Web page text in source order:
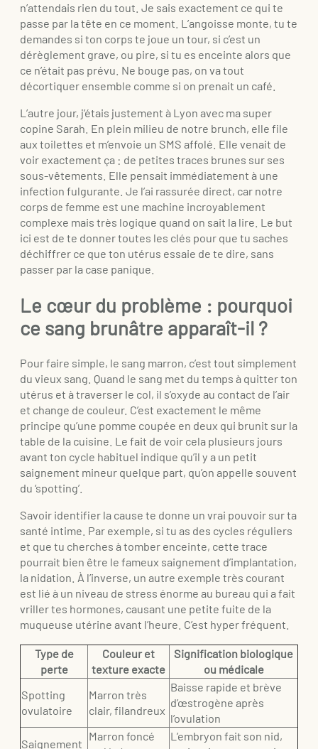
n’attendais rien du tout. Je sais exactement ce qui te
passe par la tête en ce moment. L’angoisse monte, tu te
demandes si ton corps te joue un tour, si c’est un
dérèglement grave, ou pire, si tu es enceinte alors que
ce n’était pas prévu. Ne bouge pas, on va tout
décortiquer ensemble comme si on prenait un café.
L’autre jour, j’étais justement à Lyon avec ma super
copine Sarah. En plein milieu de notre brunch, elle file
aux toilettes et m’envoie un SMS affolé. Elle venait de
voir exactement ça : de petites traces brunes sur ses
sous-vêtements. Elle pensait immédiatement à une
infection fulgurante. Je l’ai rassurée direct, car notre
corps de femme est une machine incroyablement
complexe mais très logique quand on sait la lire. Le but
ici est de te donner toutes les clés pour que tu saches
déchiffrer ce que ton utérus essaie de te dire, sans
passer par la case panique.
Le cœur du problème : pourquoi
ce sang brunâtre apparaît-il ?
Pour faire simple, le sang marron, c’est tout simplement
du vieux sang. Quand le sang met du temps à quitter ton
utérus et à traverser le col, il s’oxyde au contact de l’air
et change de couleur. C’est exactement le même
principe qu’une pomme coupée en deux qui brunit sur la
table de la cuisine. Le fait de voir cela plusieurs jours
avant ton cycle habituel indique qu’il y a un petit
saignement mineur quelque part, qu’on appelle souvent
du ‘spotting’.
Savoir identifier la cause te donne un vrai pouvoir sur ta
santé intime. Par exemple, si tu as des cycles réguliers
et que tu cherches à tomber enceinte, cette trace
pourrait bien être le fameux saignement d’implantation,
la nidation. À l’inverse, un autre exemple très courant
est lié à un niveau de stress énorme au bureau qui a fait
vriller tes hormones, causant une petite fuite de la
muqueuse utérine avant l’heure. C’est hyper fréquent.
Type de
perte
Couleur et
texture exacte
Signification biologique
ou médicale
Spotting
ovulatoire
Marron très
clair, filandreux
Baisse rapide et brève
d’œstrogène après
l’ovulation
Saignement
Marron foncé
L’embryon fait son nid,